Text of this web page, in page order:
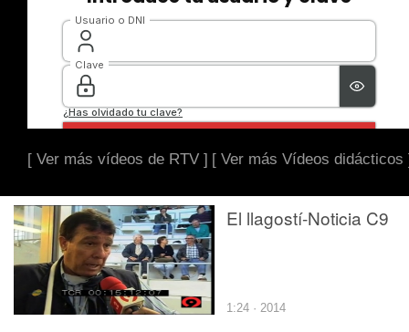
[ Ver más vídeos de RTV ] [ Ver más Vídeos didácticos
El llagostí-Noticia C9
1:24 · 2014